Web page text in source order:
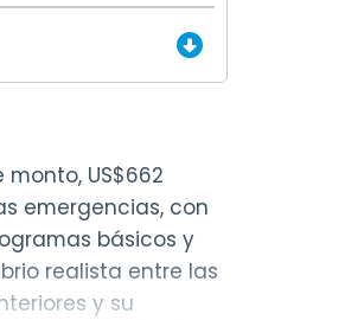
US$662
emergencias, con
básicos y
realista entre las
y su